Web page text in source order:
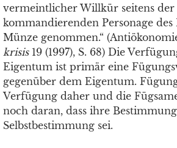
vermeintlicher Willkür seitens der
kommandierenden Personage
Münze genommen.“
krisis19 (1997), S. 68) Die
Eigentum ist primär eine
gegenüber dem Eigentum.
Verfügung daher und die
noch daran, dass ihre Bestimmung
Selbstbestimmung sei.